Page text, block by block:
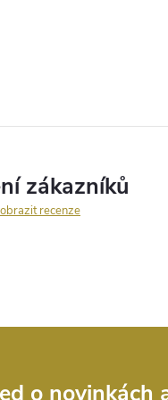
zákazníků
recenze
o novinkách